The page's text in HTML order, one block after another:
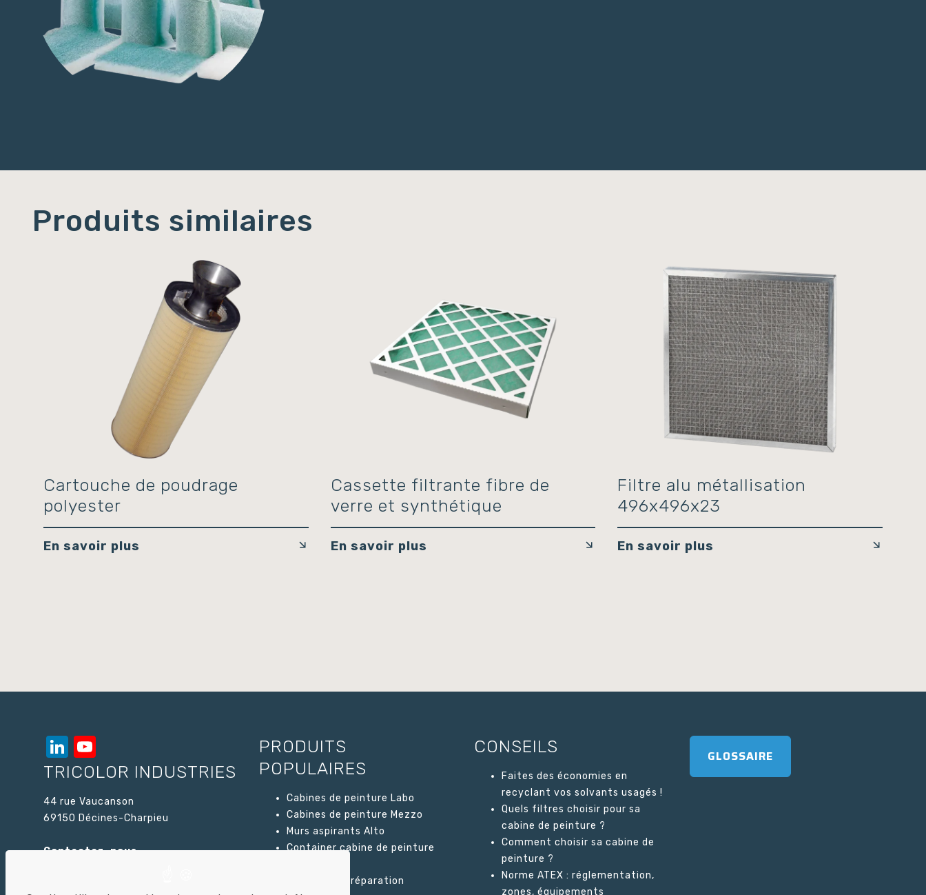
Produits similaires
Cartouche de poudrage
polyester
En savoir plus
Cassette filtrante fibre de
verre et synthétique
En savoir plus
Filtre alu métallisation
496x496x23
En savoir plus
LinkedIn
Channel
TRICOLOR INDUSTRIES
44 rue Vaucanson
69150 Décines-Charpieu
Contactez-nous
PRODUITS
POPULAIRES
Cabines de peinture Labo
Cabines de peinture Mezzo
Murs aspirants Alto
Container cabine de peinture
Cabines de préparation
CONSEILS
Faites des économies en
recyclant vos solvants usagés !
Quels filtres choisir pour sa
cabine de peinture ?
Comment choisir sa cabine de
peinture ?
Norme ATEX : réglementation,
zones, équipements
GLOSSAIRE